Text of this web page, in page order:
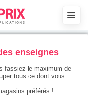
enseignes
fassiez le maximum de
tous ce dont vous
préférés !